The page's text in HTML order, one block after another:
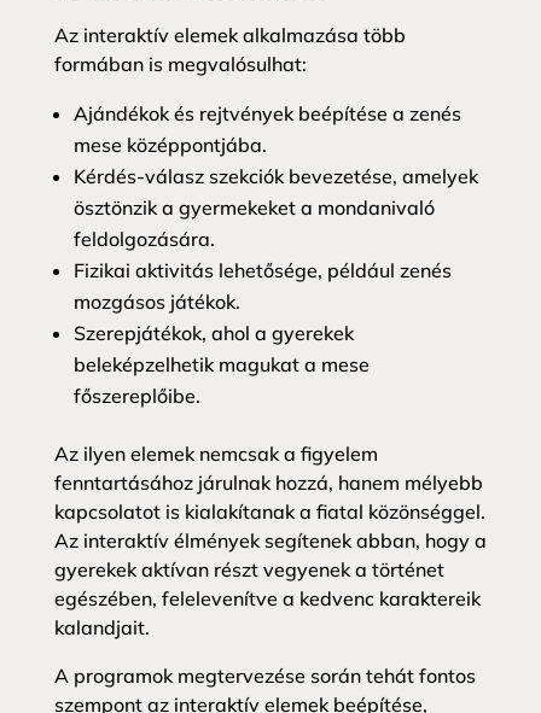
Az interaktív elemek alkalmazása több
formában is megvalósulhat:
Ajándékok és rejtvények beépítése a zenés
mese középpontjába.
Kérdés-válasz szekciók bevezetése, amelyek
ösztönzik a gyermekeket a mondanivaló
feldolgozására.
Fizikai aktivitás lehetősége, például zenés
mozgásos játékok.
Szerepjátékok, ahol a gyerekek
beleképzelhetik magukat a mese
főszereplőibe.
Az ilyen elemek nemcsak a figyelem
fenntartásához járulnak hozzá, hanem mélyebb
kapcsolatot is kialakítanak a fiatal közönséggel.
Az interaktív élmények segítenek abban, hogy a
gyerekek aktívan részt vegyenek a történet
egészében, felelevenítve a kedvenc karaktereik
kalandjait.
A programok megtervezése során tehát fontos
szempont az interaktív elemek beépítése,